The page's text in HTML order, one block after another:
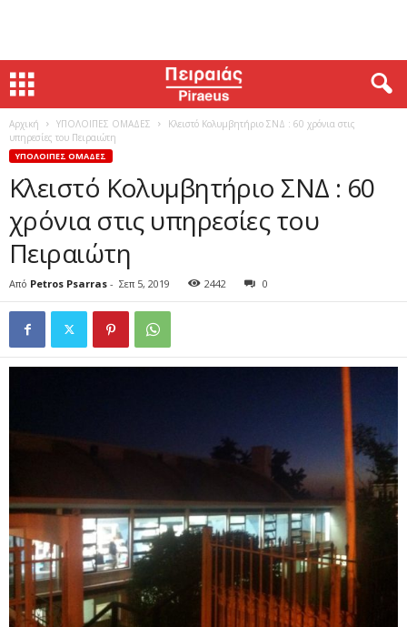
Αρχική ΥΠΟΛΟΙΠΕΣ ΟΜΑΔΕΣ
Κλειστό Κολυμβητήριο ΣΝΔ : 60 χρόνια στις
υπηρεσίες του Πειραιώτη
ΥΠΟΛΟΙΠΕΣ ΟΜΑΔΕΣ
Κλειστό Κολυμβητήριο ΣΝΔ : 60
χρόνια στις υπηρεσίες του
Πειραιώτη
Από Petros Psarras - Σεπ 5, 2019 2442 0